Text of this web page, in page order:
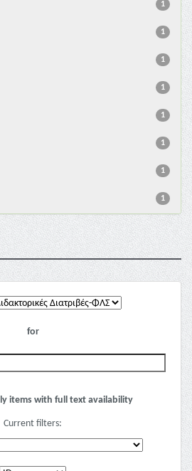
1
1
1
1
1
1
1
1
for
items with full text availability
Current filters: